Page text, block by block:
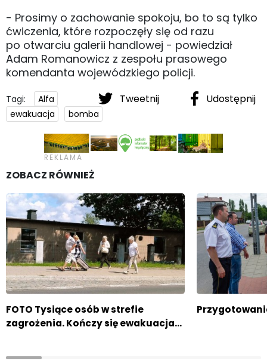
- Prosimy o zachowanie spokoju, bo to są tylko
ćwiczenia, które rozpoczęły się od razu
po otwarciu galerii handlowej - powiedział
Adam Romanowicz z zespołu prasowego
komendanta wojewódzkiego policji.
Tweetnij Udostępnij
Tagi:
Alfa
ewakuacja
bomba
ZOBACZ RÓWNIEŻ
FOTO Tysiące osób w strefie
zagrożenia. Kończy się ewakuacja…